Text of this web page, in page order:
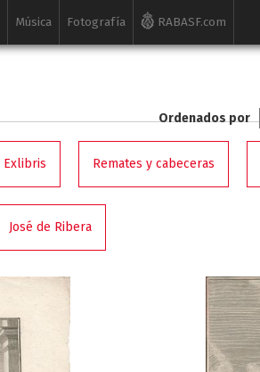
Música Fotografía RABASF.com
Ordenados por
Exlibris Remates y cabeceras
José de Ribera